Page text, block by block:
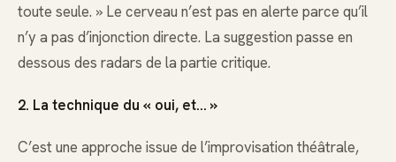
toute seule. » Le cerveau n’est pas en alerte parce qu’il
n’y a pas d’injonction directe. La suggestion passe en
dessous des radars de la partie critique.
2. La technique du « oui, et… »
C’est une approche issue de l’improvisation théâtrale,